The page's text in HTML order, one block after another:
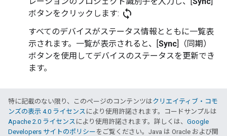
ボタンをクリックします: sync
すべてのデバイスがステータス情報とともに一覧表
示されます。一覧が表示されると、[Sync]（同期）
ボタンを使用してデバイスのステータスを更新でき
ます。
特に記載のない限り、このページのコンテンツはクリエイティブ・コモ
ンズの表示 4.0 ライセンス により使用許諾されます。コードサンプルは
Apache 2.0 ライセンス により使用許諾されます。詳しくは、 Google
Developers サイトのポリシー をご覧ください。Java は Oracle および関